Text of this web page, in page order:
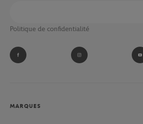
Politique de confidentialité
MARQUES